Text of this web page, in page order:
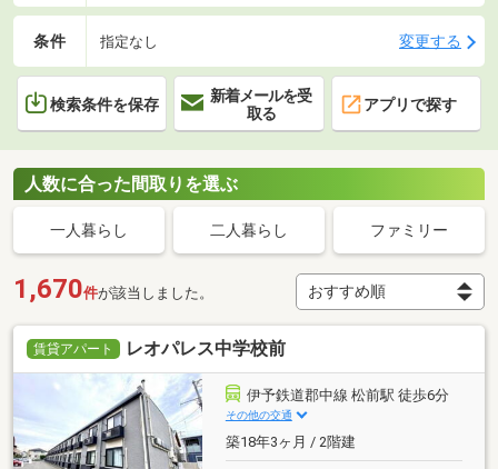
条件 指定なし 変更する
検索条件を保存
新着メールを受
取る
アプリで探す
人数に合った間取りを選ぶ
一人暮らし 二人暮らし ファミリー
1,670件が該当しました。
賃貸アパート レオパレス中学校前
伊予鉄道郡中線 松前駅 徒歩6分
その他の交通
築18年3ヶ月 / 2階建